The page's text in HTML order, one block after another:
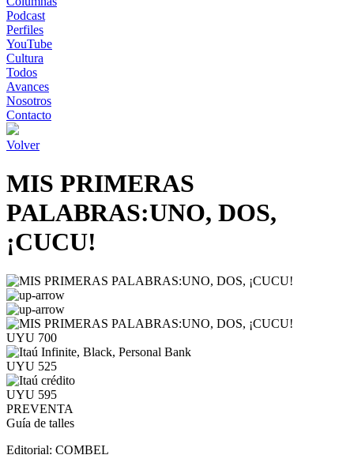
Podcast
Perfiles
YouTube
Cultura
Todos
Avances
Nosotros
Contacto
Volver
MIS PRIMERAS
PALABRAS:UNO, DOS,
¡CUCU!
UYU 700
UYU 525
UYU 595
PREVENTA
Guía de talles
Editorial: COMBEL